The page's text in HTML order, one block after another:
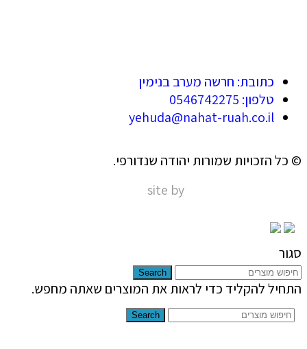
כתובת: חרשה מערב בנימין
טלפון: 0546742275
yehuda@nahat-ruah.co.il
© כל הזכויות שמורות יהודה שנדורפי.
site by
סגור
Search
התחיל להקליד כדי לראות את המוצרים שאתה מחפש.
Search